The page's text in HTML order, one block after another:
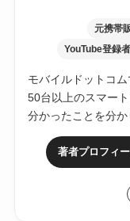
元携帯
YouTube登録
モバイルドットコ
50台以上のスマー
分かったことを分か
著者プロフィ